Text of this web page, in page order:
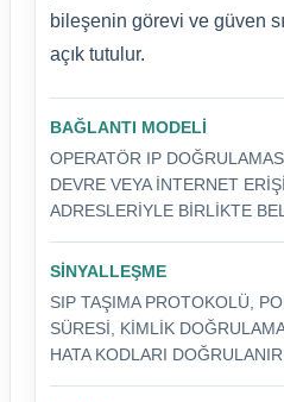
bileşenin görevi ve güven
açık tutulur.
BAĞLANTI MODELI
OPERATÖR IP
DEVRE VEYA INTERNET
ADRESLERIYLE BIRLIKTE
SINYALLEŞME
SIP TAŞIMA PROTOKOLÜ,
SÜRESI, KIMLIK
HATA KODLARI DOĞRULANIR.